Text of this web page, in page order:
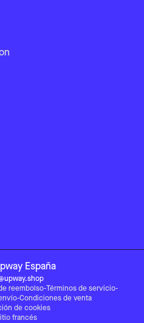
España
reembolso-Términos de servicio-
-Condiciones de venta
de cookies
francés